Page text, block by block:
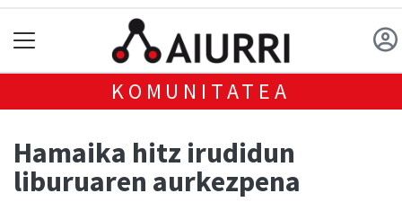
KOMUNITATEA
Hamaika hitz irudidun
liburuaren aurkezpena